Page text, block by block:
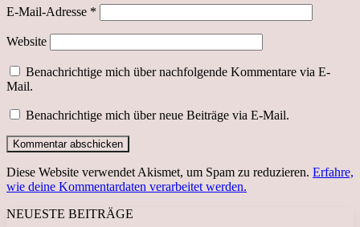
E-Mail-Adresse *
Website
Benachrichtige mich über nachfolgende Kommentare via E-
Mail.
Benachrichtige mich über neue Beiträge via E-Mail.
Diese Website verwendet Akismet, um Spam zu reduzieren. Erfahre,
wie deine Kommentardaten verarbeitet werden.
NEUESTE BEITRÄGE